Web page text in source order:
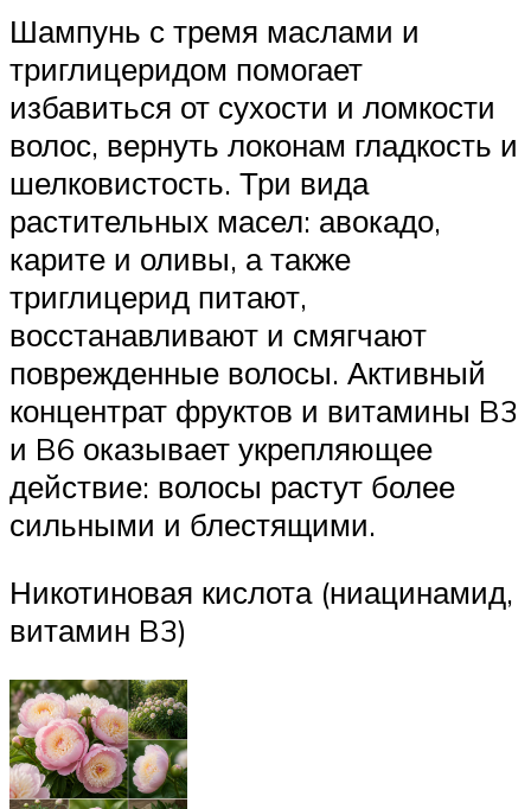
Шампунь с тремя маслами и
триглицеридом помогает
избавиться от сухости и ломкости
волос, вернуть локонам гладкость и
шелковистость. Три вида
растительных масел: авокадо,
карите и оливы, а также
триглицерид питают,
восстанавливают и смягчают
поврежденные волосы. Активный
концентрат фруктов и витамины B3
и B6 оказывает укрепляющее
действие: волосы растут более
сильными и блестящими.
Никотиновая кислота (ниацинамид,
витамин B3)